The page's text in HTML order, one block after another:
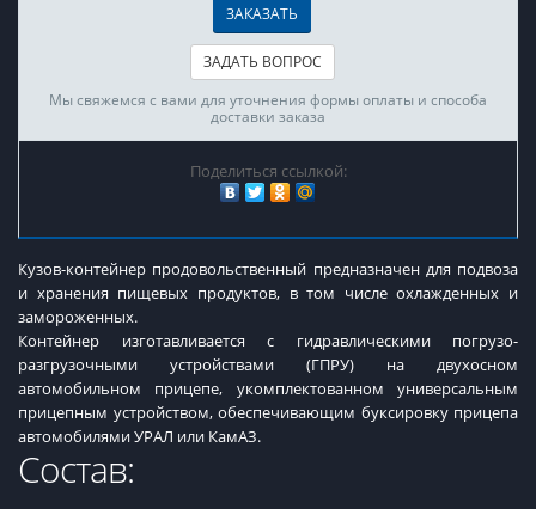
ЗАКАЗАТЬ
ЗАДАТЬ ВОПРОС
Мы свяжемся с вами для уточнения формы оплаты и способа
доставки заказа
Поделиться ссылкой:
Кузов-контейнер продовольственный предназначен для подвоза
и хранения пищевых продуктов, в том числе охлажденных и
замороженных.
Контейнер изготавливается с гидравлическими погрузо-
разгрузочными устройствами (ГПРУ) на двухосном
автомобильном прицепе, укомплектованном универсальным
прицепным устройством, обеспечивающим буксировку прицепа
автомобилями УРАЛ или КамАЗ.
Состав: